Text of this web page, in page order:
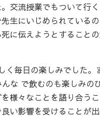
交流授業でもついて行
生にいじめられている
に伝えようとすること
く毎日の楽しみでした。
な で飲むのも楽しみの
様々なことを語り合うこ
い影響を受けることが